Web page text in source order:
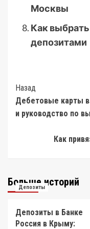
Москвы
Как
депозитами
Post
Navigation
Назад
Дебетовые карты
и руководство по
Как
Больше историй
Депозиты
Депозиты в Банке
Россия в Крыму: